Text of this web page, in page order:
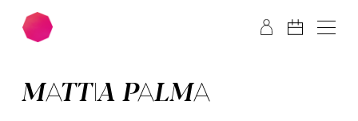
Zum Hauptinhalt springen Zum Footer springen
MAT­TIA PAL­MA